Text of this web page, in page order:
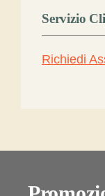
Servizio
Richiedi